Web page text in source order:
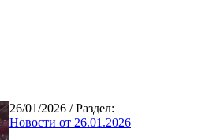
26/01/2026 / Раздел:
Новости от 26.01.2026